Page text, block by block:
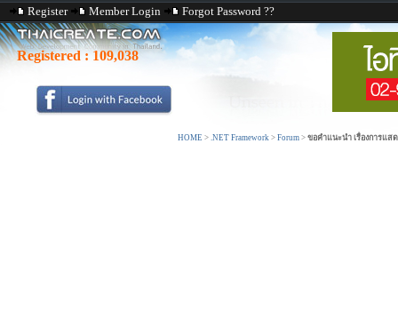
Register Member Login Forgot Password ??
Registered : 109,038
HOME > .NET Framework > Forum > ขอคำแนะนำ เรื่องการแ